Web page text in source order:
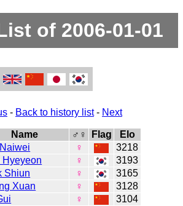
of 2006-01-01
- Back to history list- Next
Name ♂♀ Flag
Elo
♀
3218
Hyeyeon ♀
3193
Shiun ♀
3165
Xuan ♀
3128
♀
3104